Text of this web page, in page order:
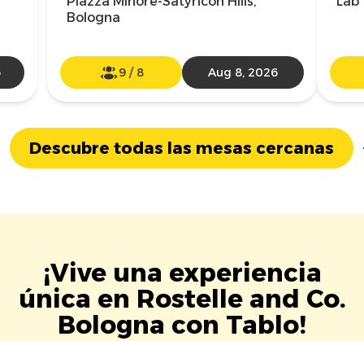
Bologna
9/ 8 Aug 8, 2026
Descubre todas las mesas cercanas
¡Vive una experiencia
única en Rostelle and Co.
Bologna con Tablo!